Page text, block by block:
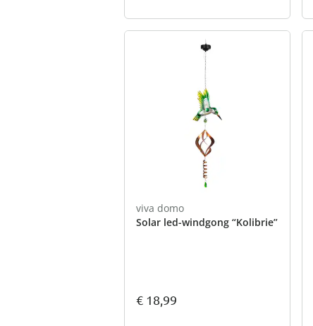
viva domo
Solar led-windgong “Kolibrie”
€ 18,99